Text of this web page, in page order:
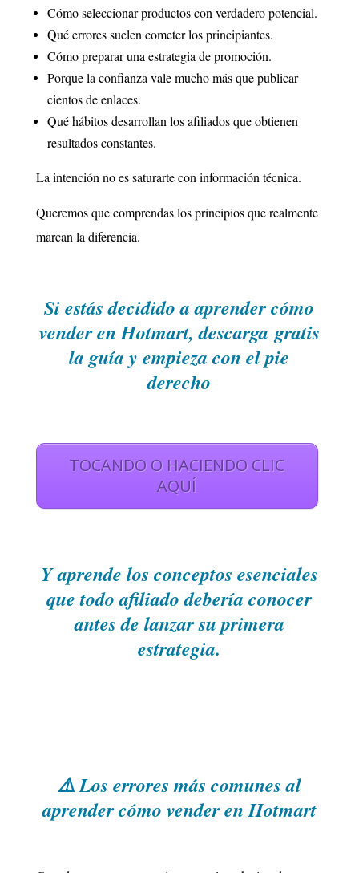
Cómo seleccionar productos con verdadero potencial.
Qué errores suelen cometer los principiantes.
Cómo preparar una estrategia de promoción.
Porque la confianza vale mucho más que publicar
cientos de enlaces.
Qué hábitos desarrollan los afiliados que obtienen
resultados constantes.
La intención no es saturarte con información técnica.
Queremos que comprendas los principios que realmente
marcan la diferencia.
Si estás decidido a aprender cómo
vender en Hotmart, descarga gratis
la guía y empieza con el pie
derecho
TOCANDO O HACIENDO CLIC
AQUÍ
Y aprende los conceptos esenciales
que todo afiliado debería conocer
antes de lanzar su primera
estrategia.
⚠️ Los errores más comunes al
aprender cómo vender en Hotmart